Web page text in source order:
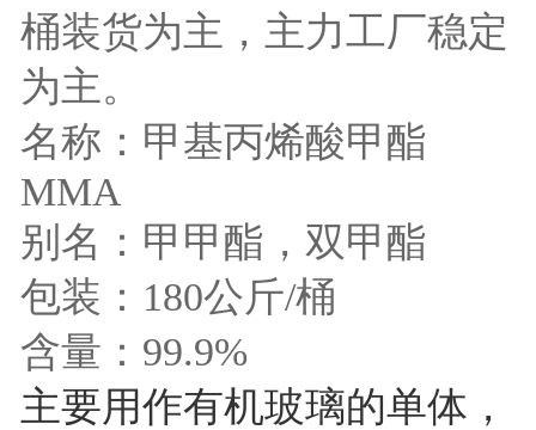
桶装货为主，主力工厂稳定
为主。
名称：甲基丙烯酸甲酯
MMA
别名：甲甲酯，双甲酯
包装：180公斤/桶
含量：99.9%
主要用作有机玻璃的单体，